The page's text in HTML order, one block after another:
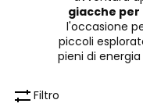
Continua
giacche
l'occasione
piccoli
pieni di
Filtro